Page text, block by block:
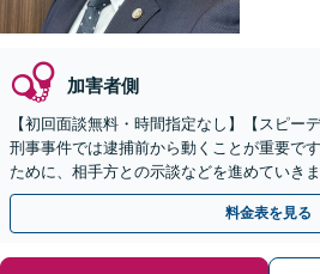
加害者側
【初回面談無料・時間指定なし】【スピー
刑事事件では逮捕前から動くことが重要で
ために、相手方との示談などを進めていき
ケースあり。【土日祝・夜間早朝も対応】
料金表を見る